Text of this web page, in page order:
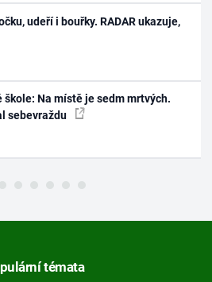
udeří i bouřky. RADAR ukazuje,
Na místě je sedm mrtvých.
sebevraždu
témata